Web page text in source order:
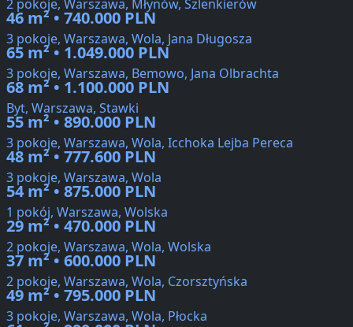
2 pokoje, Warszawa, Młynów, Szlenkierów
46 m² • 740.000 PLN
3 pokoje, Warszawa, Wola, Jana Długosza
65 m² • 1.049.000 PLN
3 pokoje, Warszawa, Bemowo, Jana Olbrachta
68 m² • 1.100.000 PLN
Byt, Warszawa, Stawki
55 m² • 890.000 PLN
3 pokoje, Warszawa, Wola, Icchoka Lejba Pereca
48 m² • 777.600 PLN
3 pokoje, Warszawa, Wola
54 m² • 875.000 PLN
1 pokój, Warszawa, Wolska
29 m² • 470.000 PLN
2 pokoje, Warszawa, Wola, Wolska
37 m² • 600.000 PLN
2 pokoje, Warszawa, Wola, Czorsztyńska
49 m² • 795.000 PLN
3 pokoje, Warszawa, Wola, Płocka